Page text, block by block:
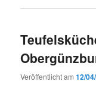
Veröffentlicht am12/